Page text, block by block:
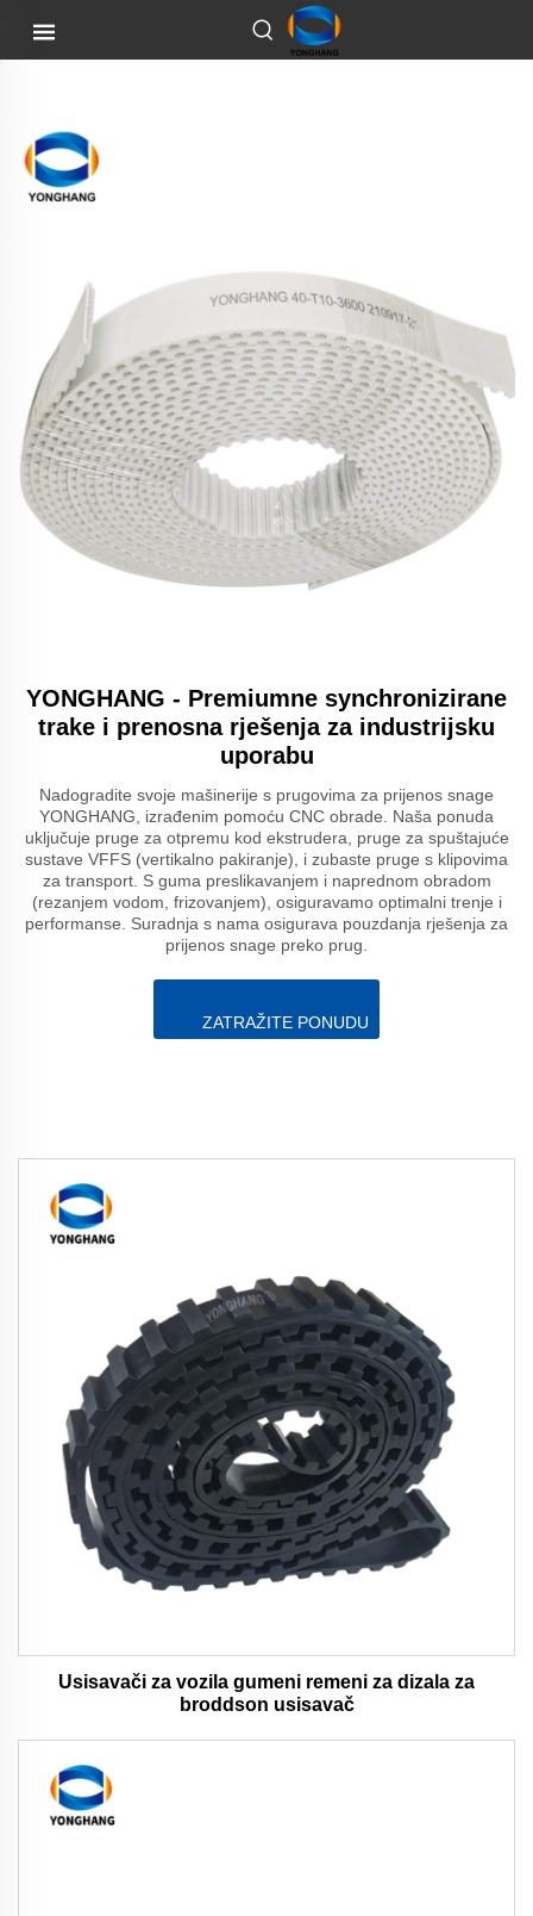
YONGHANG - Premiumne synchronizirane
trake i prenosna rješenja za industrijsku
uporabu
Nadogradite svoje mašinerije s prugovima za prijenos snage
YONGHANG, izrađenim pomoću CNC obrade. Naša ponuda
uključuje pruge za otpremu kod ekstrudera, pruge za spuštajuće
sustave VFFS (vertikalno pakiranje), i zubaste pruge s klipovima
za transport. S guma preslikavanjem i naprednom obradom
(rezanjem vodom, frizovanjem), osiguravamo optimalni trenje i
performanse. Suradnja s nama osigurava pouzdanja rješenja za
prijenos snage preko prug.
ZATRAŽITE PONUDU
Usisavači za vozila gumeni remeni za dizala za
broddson usisavač